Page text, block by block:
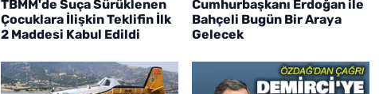
TBMM'de Suça Sürüklenen
Çocuklara İlişkin Teklifin İlk
2 Maddesi Kabul Edildi
Cumhurbaşkanı Erdoğan ile
Bahçeli Bugün Bir Araya
Gelecek